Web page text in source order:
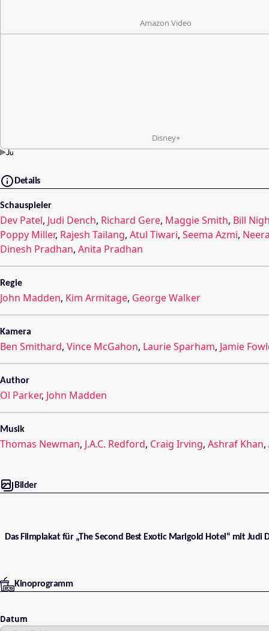
Amazon Video
Disney+
Details
Schauspieler
Dev Patel, Judi Dench, Richard Gere, Maggie Smith, Bill
Poppy Miller, Rajesh Tailang, Atul Tiwari, Seema Azmi,
Dinesh Pradhan, Anita Pradhan
Regie
John Madden, Kim Armitage, George Walker
Kamera
Ben Smithard, Vince McGahon, Laurie Sparham, Jamie
Author
Ol Parker, John Madden
Musik
Thomas Newman, J.A.C. Redford, Craig Irving, Ashraf Khan,
Bilder
Das Filmplakat für „The Second Best Exotic Marigold Hotel“ mit Judi
Kinoprogramm
Datum